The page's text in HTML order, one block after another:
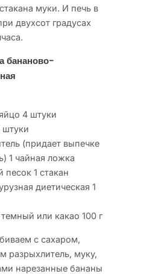
муки. И печь в
двухсот градусах
бананово-
4 штуки
штуки
(придает выпечке
1 чайная ложка
песок 1 стакан
диетическая 1
или какао 100 г
с сахаром,
разрыхлитель, муку,
нарезанные бананы